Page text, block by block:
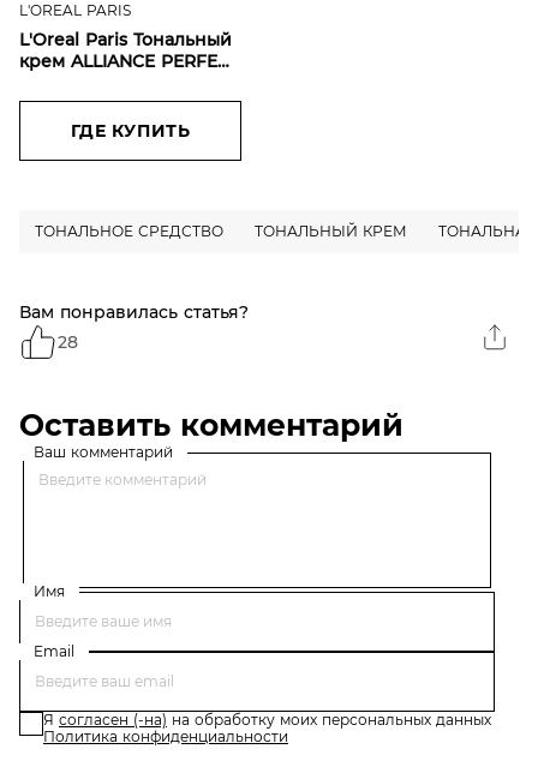
L'OREAL PARIS
L'Oreal Paris Тональный
крем ALLIANCE PERFECT
СЛИЯНИЕ
обогащенный
гиалуроновой
ГДЕ КУПИТЬ
ТОНАЛЬНОЕ СРЕДСТВО ТОНАЛЬНЫЙ КРЕМ
Вам понравилась статья?
28
Оставить комментарий
Ваш комментарий
Имя
Email
Я согласен (-на) на обработку моих персональных данных
Политика конфиденциальности